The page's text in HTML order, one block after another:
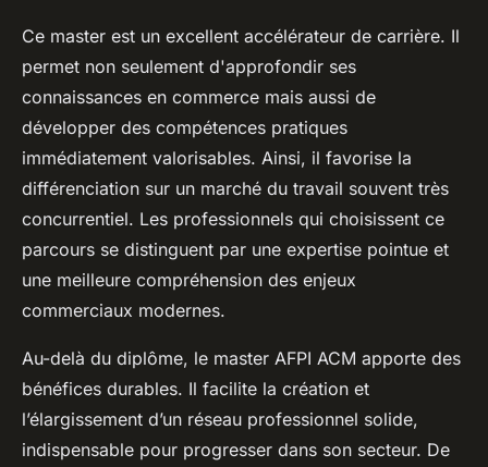
Ce master est un excellent accélérateur de carrière. Il
permet non seulement d'approfondir ses
connaissances en commerce mais aussi de
développer des compétences pratiques
immédiatement valorisables. Ainsi, il favorise la
différenciation sur un marché du travail souvent très
concurrentiel. Les professionnels qui choisissent ce
parcours se distinguent par une expertise pointue et
une meilleure compréhension des enjeux
commerciaux modernes.
Au-delà du diplôme, le master AFPI ACM apporte des
bénéfices durables. Il facilite la création et
l’élargissement d’un réseau professionnel solide,
indispensable pour progresser dans son secteur. De